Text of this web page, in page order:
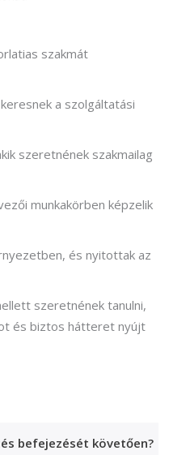
szakmát
a szolgáltatási
szeretnének szakmailag
munkakörben képzelik
és nyitottak az
szeretnének tanulni,
és biztos hátteret nyújt
befejezését követően?